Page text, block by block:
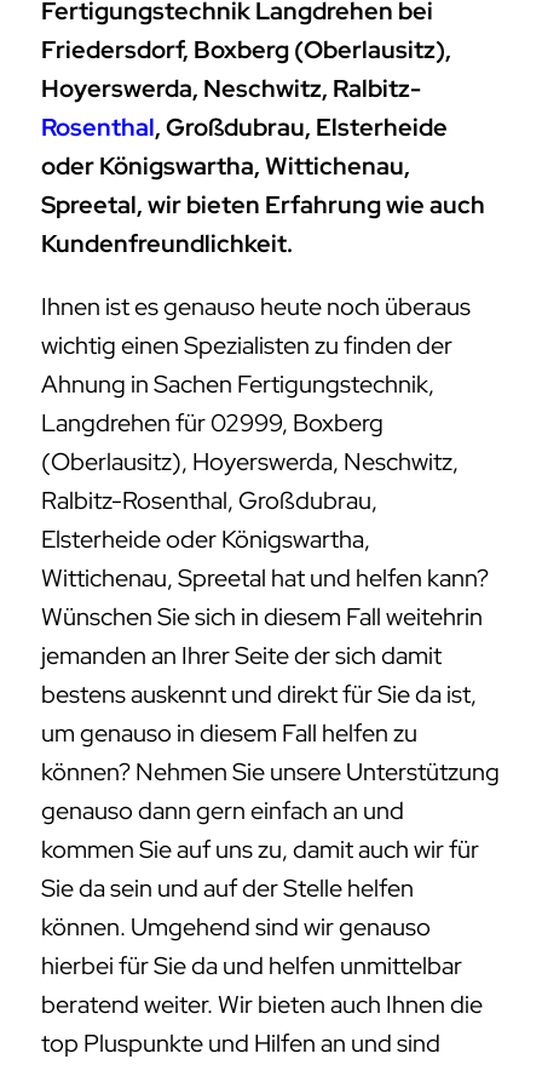
Fertigungstechnik Langdrehen bei
Friedersdorf, Boxberg (Oberlausitz),
Hoyerswerda, Neschwitz, Ralbitz-
Rosenthal, Großdubrau, Elsterheide
oder Königswartha, Wittichenau,
Spreetal, wir bieten Erfahrung wie auch
Kundenfreundlichkeit.
Ihnen ist es genauso heute noch überaus
wichtig einen Spezialisten zu finden der
Ahnung in Sachen Fertigungstechnik,
Langdrehen für 02999, Boxberg
(Oberlausitz), Hoyerswerda, Neschwitz,
Ralbitz-Rosenthal, Großdubrau,
Elsterheide oder Königswartha,
Wittichenau, Spreetal hat und helfen kann?
Wünschen Sie sich in diesem Fall weitehrin
jemanden an Ihrer Seite der sich damit
bestens auskennt und direkt für Sie da ist,
um genauso in diesem Fall helfen zu
können? Nehmen Sie unsere Unterstützung
genauso dann gern einfach an und
kommen Sie auf uns zu, damit auch wir für
Sie da sein und auf der Stelle helfen
können. Umgehend sind wir genauso
hierbei für Sie da und helfen unmittelbar
beratend weiter. Wir bieten auch Ihnen die
top Pluspunkte und Hilfen an und sind